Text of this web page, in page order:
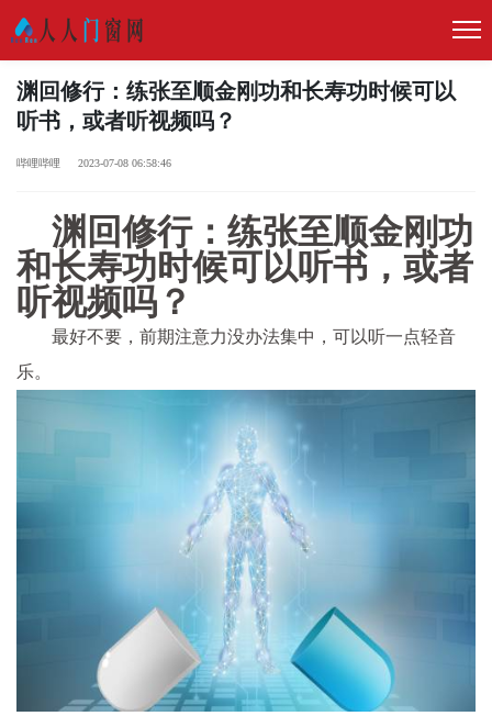
渊回修行：练张至顺金刚功和长寿功时候可以
听书，或者听视频吗？
哔哩哔哩 2023-07-08 06:58:46
渊回修行：练张至顺金刚功
和长寿功时候可以听书，或者
听视频吗？
最好不要，前期注意力没办法集中，可以听一点轻音
乐。